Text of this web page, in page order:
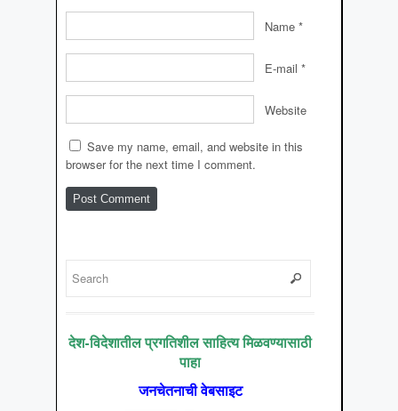
Name *
E-mail *
Website
Save my name, email, and website in this
browser for the next time I comment.
देश-विदेशातील प्रगतिशील साहित्य मिळवण्यासाठी
पाहा
जनचेतनाची वेबसाइट